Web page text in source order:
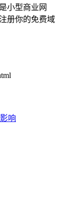
小型商业网
册你的免费域
响